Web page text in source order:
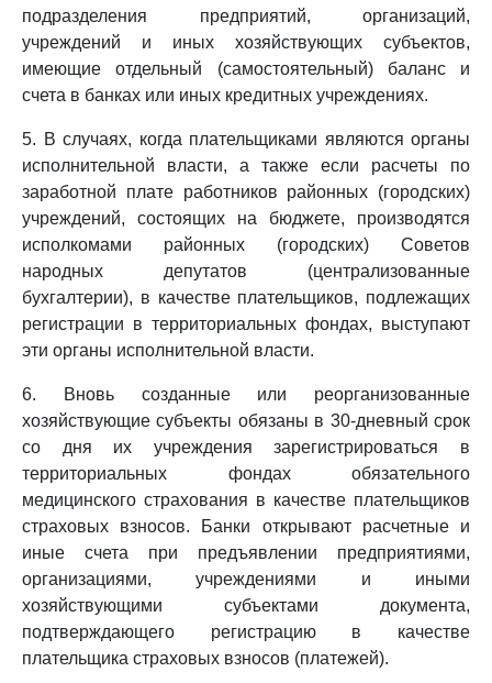
подразделения предприятий, организаций,
учреждений и иных хозяйствующих субъектов,
имеющие отдельный (самостоятельный) баланс и
счета в банках или иных кредитных учреждениях.
5. В случаях, когда плательщиками являются органы
исполнительной власти, а также если расчеты по
заработной плате работников районных (городских)
учреждений, состоящих на бюджете, производятся
исполкомами районных (городских) Советов
народных депутатов (централизованные
бухгалтерии), в качестве плательщиков, подлежащих
регистрации в территориальных фондах, выступают
эти органы исполнительной власти.
6. Вновь созданные или реорганизованные
хозяйствующие субъекты обязаны в 30-дневный срок
со дня их учреждения зарегистрироваться в
территориальных фондах обязательного
медицинского страхования в качестве плательщиков
страховых взносов. Банки открывают расчетные и
иные счета при предъявлении предприятиями,
организациями, учреждениями и иными
хозяйствующими субъектами документа,
подтверждающего регистрацию в качестве
плательщика страховых взносов (платежей).